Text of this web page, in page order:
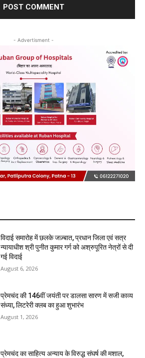
- Advertisment -
विदाई समारोह में छलके जज़्बात, प्रधान जिला एवं सत्र
न्यायाधीश श्री पुनीत कुमार गर्ग को अश्रुपूरित नेत्रों से दी
गई विदाई
August 6, 2026
प्रेमचंद की 146वीं जयंती पर डालसा सारण में सजी काव्य
संध्या, लिटरेरी क्लब का हुआ शुभारंभ
August 1, 2026
प्रेमचंद का साहित्य अन्याय के विरुद्ध संघर्ष की मशाल,